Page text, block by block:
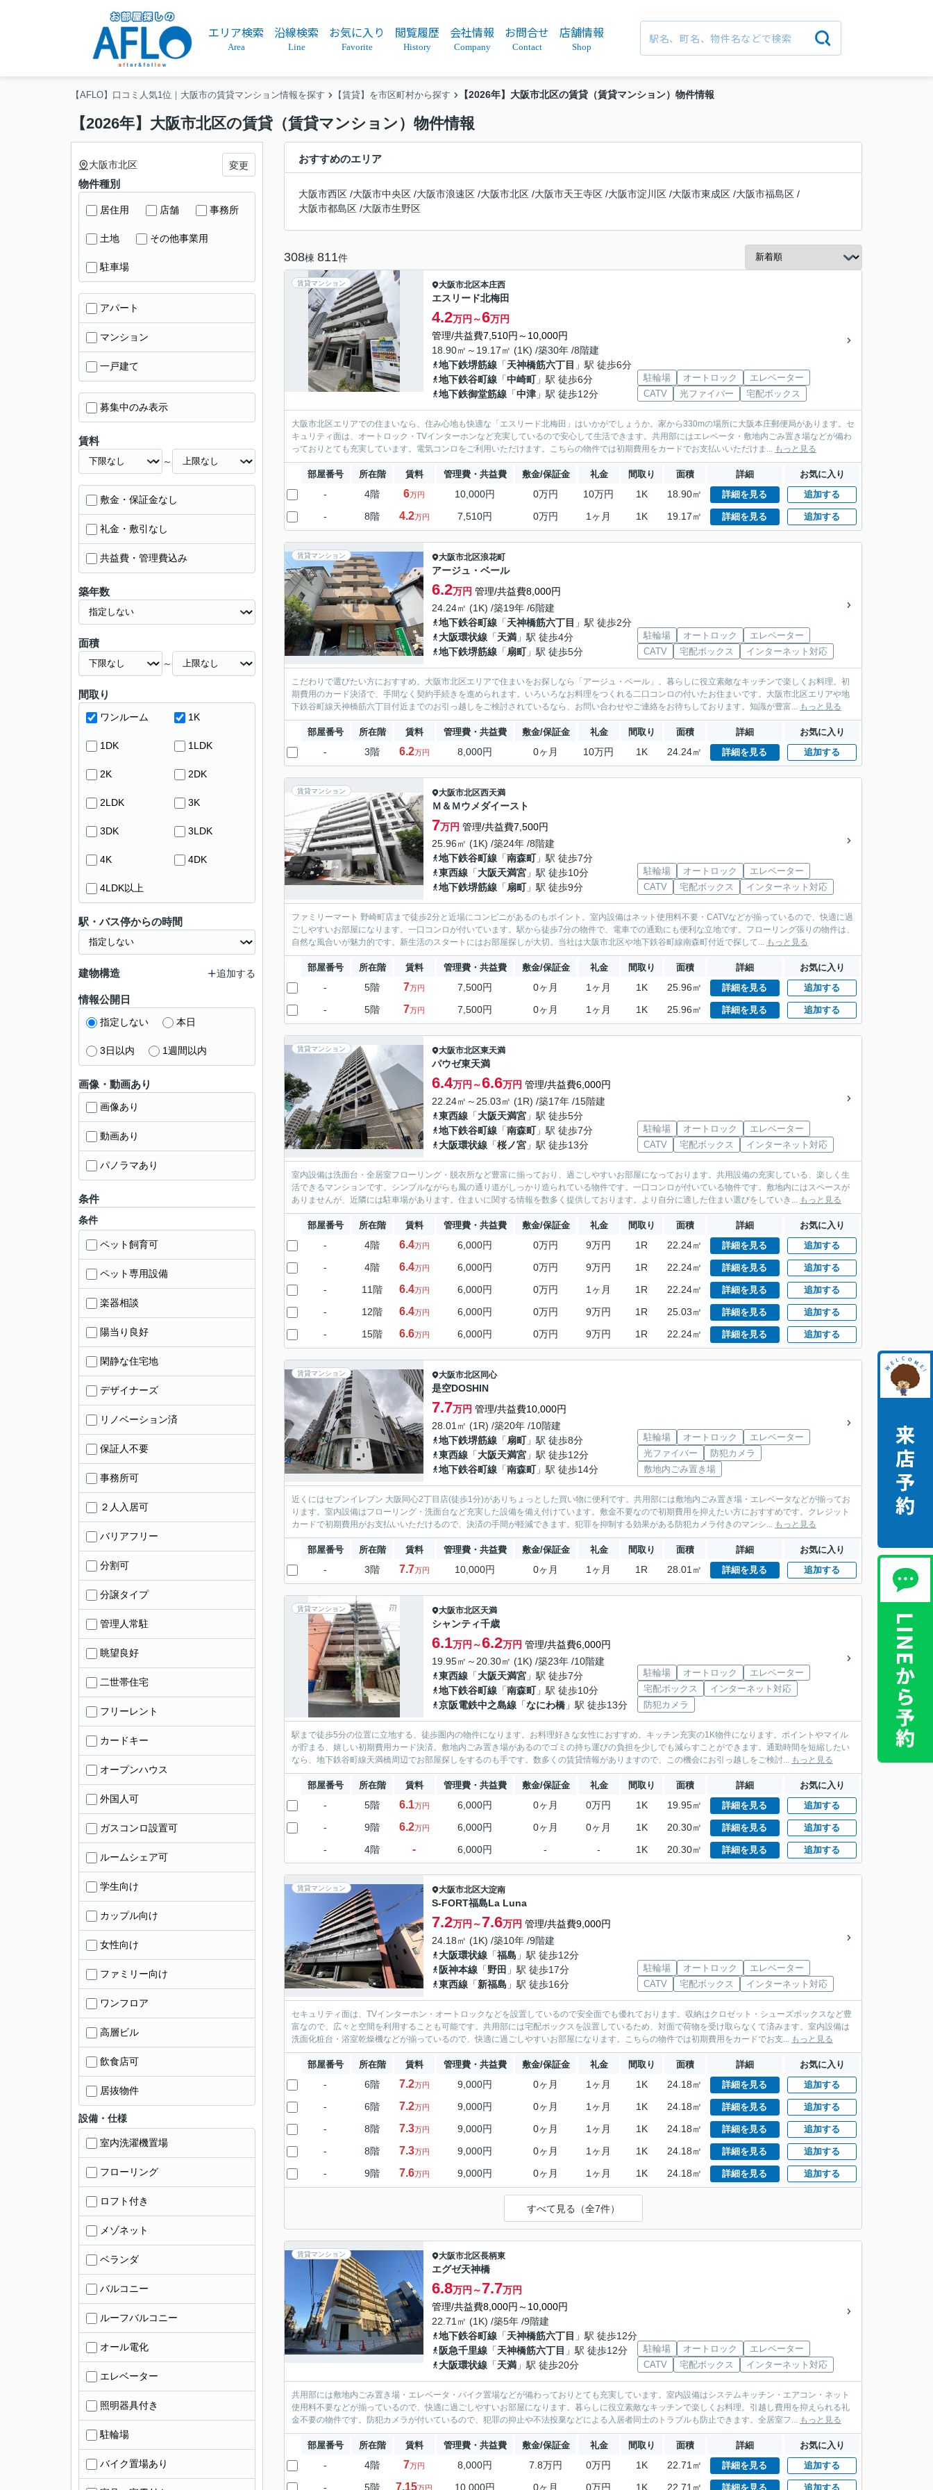
エリア検索
Area
沿線検索
Line
お気に入り
Favorite
閲覧履歴
History
会社情報
Company
お問合せ
Contact
店舗情報
Shop
【AFLO】口コミ人気1位｜大阪市の賃貸マンション情報を探す 【賃貸】を市区町村から探す 【2026年】大阪市北区の賃貸（賃貸マンション）物件情報
【2026年】大阪市北区の賃貸（賃貸マンション）物件情報
おすすめのエリア
大阪市西区 /大阪市中央区 /大阪市浪速区 /大阪市北区 /大阪市天王寺区 /大阪市淀川区 /大阪市東成区 /大阪市福島区 /
大阪市都島区 /大阪市生野区
308棟 811件
賃貸マンション 大阪市北区本庄西
エスリード北梅田
4.2万円～6万円
管理/共益費7,510円～10,000円
18.90㎡～19.17㎡ (1K) /築30年 /8階建
地下鉄堺筋線 「天神橋筋六丁目 」駅 徒歩6分
地下鉄谷町線 「中崎町」駅 徒歩6分
地下鉄御堂筋線 「中津 」駅 徒歩12分
駐輪場 オートロック
エレベーター
CATV
光ファイバー 宅配ボックス
大阪市北区エリアでの住まいなら、住み心地も快適な「エスリード北梅田」はいかがでしょうか。家から330mの場所に大阪本庄郵便局があります。セ
キュリティ面は、オートロック・TVインターホンなど充実しているので安心して生活できます。共用部にはエレベータ・敷地内ごみ置き場などが備わ
っておりとても充実しています。電気コンロをご利用いただけます。こちらの物件では初期費用をカードでお支払いいただけま... もっと見る
部屋番号 所在階 賃料 管理費・共益費 敷金/保証金 礼金 間取り 面積 詳細 お気に入り
- 4階 6万円 10,000円 0万円 10万円 1K 18.90㎡ 詳細を見る 追加する
- 8階 4.2万円 7,510円 0万円 1ヶ月 1K 19.17㎡ 詳細を見る 追加する
賃貸マンション 大阪市北区浪花町
アージュ・ベール
6.2万円 管理/共益費8,000円
24.24㎡ (1K) /築19年 /6階建
地下鉄谷町線 「天神橋筋六丁目 」駅 徒歩2分
大阪環状線 「天満 」駅 徒歩4分
地下鉄堺筋線 「扇町」駅 徒歩5分
駐輪場 オートロック
エレベーター
CATV
宅配ボックス インターネット対応
こだわりで選びたい方におすすめ。大阪市北区エリアで住まいをお探しなら「アージュ・ベール」。暮らしに役立素敵なキッチンで楽しくお料理。初
期費用のカード決済で、手間なく契約手続きを進められます。いろいろなお料理をつくれる二口コンロの付いたお住まいです。大阪市北区エリアや地
下鉄谷町線天神橋筋六丁目付近までのお引っ越しをご検討されているなら、お問い合わせやご連絡をお待ちしております。知識が豊富... もっと見る
部屋番号 所在階 賃料 管理費・共益費 敷金/保証金 礼金 間取り 面積 詳細 お気に入り
- 3階 6.2万円 8,000円 0ヶ月 10万円 1K 24.24㎡ 詳細を見る 追加する
賃貸マンション 大阪市北区西天満
Ｍ＆Ｍウメダイースト
7万円 管理/共益費7,500円
25.96㎡ (1K) /築24年 /8階建
地下鉄谷町線 「南森町」駅 徒歩7分
東西線 「大阪天満宮 」駅 徒歩10分
地下鉄堺筋線 「扇町」駅 徒歩9分
駐輪場 オートロック
エレベーター
CATV
宅配ボックス インターネット対応
ファミリーマート 野崎町店まで徒歩2分と近場にコンビニがあるのもポイント。室内設備はネット使用料不要・CATVなどが揃っているので、快適に過
ごしやすいお部屋になります。一口コンロが付いています。駅から徒歩7分の物件で、電車での通勤にも便利な立地です。フローリング張りの物件は、
自然な風合いが魅力的です。新生活のスタートにはお部屋探しが大切。当社は大阪市北区や地下鉄谷町線南森町付近で探して... もっと見る
部屋番号 所在階 賃料 管理費・共益費 敷金/保証金 礼金 間取り 面積 詳細 お気に入り
- 5階 7万円 7,500円 0ヶ月 1ヶ月 1K 25.96㎡ 詳細を見る 追加する
- 5階 7万円 7,500円 0ヶ月 1ヶ月 1K 25.96㎡ 詳細を見る 追加する
賃貸マンション 大阪市北区東天満
パウゼ東天満
6.4万円～6.6万円 管理/共益費6,000円
22.24㎡～25.03㎡ (1R) /築17年 /15階建
東西線 「大阪天満宮 」駅 徒歩5分
地下鉄谷町線 「南森町」駅 徒歩7分
大阪環状線 「桜ノ宮 」駅 徒歩13分
駐輪場 オートロック
エレベーター
CATV
宅配ボックス インターネット対応
室内設備は洗面台・全居室フローリング・脱衣所など豊富に揃っており、過ごしやすいお部屋になっております。共用設備の充実している、楽しく生
活できるマンションです。シンプルながらも風の通り道がしっかり造られている物件です。一口コンロが付いている物件です。敷地内にはスペースが
ありませんが、近隣には駐車場があります。住まいに関する情報を数多く提供しております。より自分に適した住まい選びをしていき... もっと見る
部屋番号 所在階 賃料 管理費・共益費 敷金/保証金 礼金 間取り 面積 詳細 お気に入り
- 4階 6.4万円 6,000円 0万円 9万円 1R 22.24㎡ 詳細を見る 追加する
- 4階 6.4万円 6,000円 0万円 9万円 1R 22.24㎡ 詳細を見る 追加する
- 11階 6.4万円 6,000円 0万円 1ヶ月 1R 22.24㎡ 詳細を見る 追加する
- 12階 6.4万円 6,000円 0万円 9万円 1R 25.03㎡ 詳細を見る 追加する
- 15階 6.6万円 6,000円 0万円 9万円 1R 22.24㎡ 詳細を見る 追加する
賃貸マンション 大阪市北区同心
是空DOSHIN
7.7万円 管理/共益費10,000円
28.01㎡ (1R) /築20年 /10階建
地下鉄堺筋線 「扇町」駅 徒歩8分
東西線 「大阪天満宮 」駅 徒歩12分
地下鉄谷町線 「南森町」駅 徒歩14分
駐輪場 オートロック
エレベーター
光ファイバー
防犯カメラ
敷地内ごみ置き場
近くにはセブンイレブン 大阪同心2丁目店(徒歩1分)がありちょっとした買い物に便利です。共用部には敷地内ごみ置き場・エレベータなどが揃ってお
ります。室内設備はフローリング・洗面台など充実した設備を備え付けています。敷金不要なので初期費用を抑えたい方におすすめです。クレジット
カードで初期費用がお支払いいただけるので、決済の手間が軽減できます。犯罪を抑制する効果がある防犯カメラ付きのマンシ... もっと見る
部屋番号 所在階 賃料 管理費・共益費 敷金/保証金 礼金 間取り 面積 詳細 お気に入り
- 3階 7.7万円 10,000円 0ヶ月 1ヶ月 1R 28.01㎡ 詳細を見る 追加する
賃貸マンション 大阪市北区天満
シャンティ千歳
6.1万円～6.2万円 管理/共益費6,000円
19.95㎡～20.30㎡ (1K) /築23年 /10階建
東西線 「大阪天満宮 」駅 徒歩7分
地下鉄谷町線 「南森町」駅 徒歩10分
京阪電鉄中之島線 「なにわ橋 」駅 徒歩13分
駐輪場 オートロック
エレベーター
宅配ボックス
インターネット対応
防犯カメラ
駅まで徒歩5分の位置に立地する、徒歩圏内の物件になります。お料理好きな女性におすすめ。キッチン充実の1K物件になります。ポイントやマイル
が貯まる、嬉しい初期費用カード決済。敷地内ごみ置き場があるのでゴミの持ち運びの負担を少しでも減らすことができます。通勤時間を短縮したい
なら、地下鉄谷町線天満橋周辺でお部屋探しをするのも手です。数多くの賃貸情報がありますので、この機会にお引っ越しをご検討... もっと見る
部屋番号 所在階 賃料 管理費・共益費 敷金/保証金 礼金 間取り 面積 詳細 お気に入り
- 5階 6.1万円 6,000円 0ヶ月 0万円 1K 19.95㎡ 詳細を見る 追加する
- 9階 6.2万円 6,000円 0ヶ月 0ヶ月 1K 20.30㎡ 詳細を見る 追加する
- 4階 - 6,000円 - - 1K 20.30㎡ 詳細を見る 追加する
賃貸マンション 大阪市北区大淀南
S-FORT福島La Luna
7.2万円～7.6万円 管理/共益費9,000円
24.18㎡ (1K) /築10年 /9階建
大阪環状線 「福島 」駅 徒歩12分
阪神本線 「野田 」駅 徒歩17分
東西線 「新福島 」駅 徒歩16分
駐輪場 オートロック
エレベーター
CATV
宅配ボックス インターネット対応
セキュリティ面は、TVインターホン・オートロックなどを設置しているので安全面でも優れております。収納はクロゼット・シューズボックスなど豊
富なので、広々と空間を利用することも可能です。共用部には宅配ボックスを設置しているため、対面で荷物を受け取らなくて済みます。室内設備は
洗面化粧台・浴室乾燥機などが揃っているので、快適に過ごしやすいお部屋になります。こちらの物件では初期費用をカードでお支... もっと見る
部屋番号 所在階 賃料 管理費・共益費 敷金/保証金 礼金 間取り 面積 詳細 お気に入り
- 6階 7.2万円 9,000円 0ヶ月 1ヶ月 1K 24.18㎡ 詳細を見る 追加する
- 6階 7.2万円 9,000円 0ヶ月 1ヶ月 1K 24.18㎡ 詳細を見る 追加する
- 8階 7.3万円 9,000円 0ヶ月 1ヶ月 1K 24.18㎡ 詳細を見る 追加する
- 8階 7.3万円 9,000円 0ヶ月 1ヶ月 1K 24.18㎡ 詳細を見る 追加する
- 9階 7.6万円 9,000円 0ヶ月 1ヶ月 1K 24.18㎡ 詳細を見る 追加する
すべて見る（全7件）
賃貸マンション 大阪市北区長柄東
エグゼ天神橋
6.8万円～7.7万円
管理/共益費8,000円～10,000円
22.71㎡ (1K) /築5年 /9階建
地下鉄谷町線 「天神橋筋六丁目 」駅 徒歩12分
阪急千里線 「天神橋筋六丁目 」駅 徒歩12分
大阪環状線 「天満 」駅 徒歩20分
駐輪場 オートロック
エレベーター
CATV
宅配ボックス インターネット対応
共用部には敷地内ごみ置き場・エレベータ・バイク置場などが備わっておりとても充実しています。室内設備はシステムキッチン・エアコン・ネット
使用料不要などが揃っているので、快適に過ごしやすいお部屋になります。暮らしに役立素敵なキッチンで楽しくお料理。引越し費用を抑えられる礼
金不要の物件です。防犯カメラが付いているので、犯罪の抑止や不法投棄などによる入居者同士のトラブルも防止できます。全居室フ... もっと見る
部屋番号 所在階 賃料 管理費・共益費 敷金/保証金 礼金 間取り 面積 詳細 お気に入り
- 4階 7万円 8,000円 7.8万円 0万円 1K 22.71㎡ 詳細を見る 追加する
- 5階 7.15万円 10,000円 0ヶ月 0万円 1K 22.71㎡ 詳細を見る 追加する
大阪市北区 変更
物件種別
居住用 店舗 事務所
土地 その他事業用
駐車場
アパート
マンション
一戸建て
募集中のみ表示
賃料
～
敷金・保証金なし
礼金・敷引なし
共益費・管理費込み
築年数
面積
～
間取り
ワンルーム 1K
1DK 1LDK
2K 2DK
2LDK 3K
3DK 3LDK
4K 4DK
4LDK以上
駅・バス停からの時間
建物構造 追加する
情報公開日
指定しない 本日
3日以内 1週間以内
画像・動画あり
画像あり
動画あり
パノラマあり
条件
条件
ペット飼育可
ペット専用設備
楽器相談
陽当り良好
閑静な住宅地
デザイナーズ
リノベーション済
保証人不要
事務所可
２人入居可
バリアフリー
分割可
分譲タイプ
管理人常駐
眺望良好
二世帯住宅
フリーレント
カードキー
オープンハウス
外国人可
ガスコンロ設置可
ルームシェア可
学生向け
カップル向け
女性向け
ファミリー向け
ワンフロア
高層ビル
飲食店可
居抜物件
設備・仕様
室内洗濯機置場
フローリング
ロフト付き
メゾネット
ベランダ
バルコニー
ルーフバルコニー
オール電化
エレベーター
照明器具付き
駐輪場
バイク置場あり